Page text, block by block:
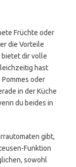
Früchte oder
die Vorteile
bietet dir volle
hast
oder
in der Küche
du beides in
gibt,
Funktion
sowohl